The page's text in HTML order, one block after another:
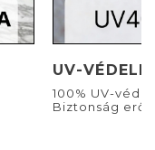
UV-
100% UV-
Biztonság